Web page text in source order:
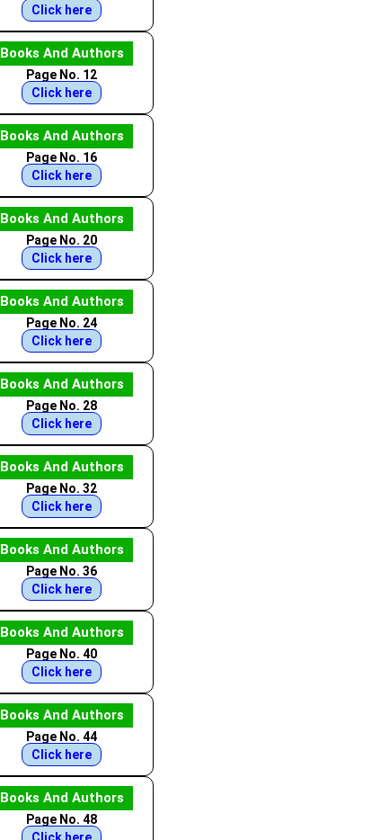
Click here
Books And Authors
Page No. 12
Click here
Books And Authors
Page No. 16
Click here
Books And Authors
Page No. 20
Click here
Books And Authors
Page No. 24
Click here
Books And Authors
Page No. 28
Click here
Books And Authors
Page No. 32
Click here
Books And Authors
Page No. 36
Click here
Books And Authors
Page No. 40
Click here
Books And Authors
Page No. 44
Click here
Books And Authors
Page No. 48